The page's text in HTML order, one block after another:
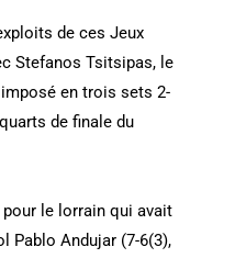
de ces Jeux
Stefanos Tsitsipas, le
en trois sets 2-
de finale du
le lorrain qui avait
Pablo Andujar (7-6(3),